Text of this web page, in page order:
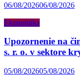
06/08/202606/08/2026
Ekonomika
Upozornenie na
s. r. o. v sektore
05/08/202605/08/2026